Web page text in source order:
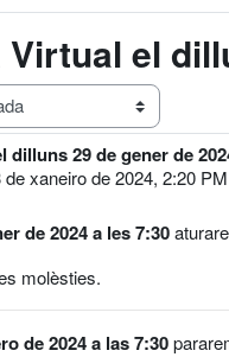
el
29 de gener de
xaneiro de 2024, 2:20 PM
de 2024 a les 7:30
molèsties.
de 2024 a las 7:30